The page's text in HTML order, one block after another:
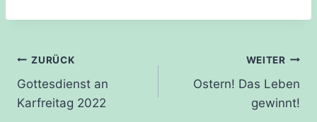
Beitragsnavigation
ZURÜCK
Gottesdienst an
Karfreitag 2022
WEITER
Ostern! Das Leben
gewinnt!